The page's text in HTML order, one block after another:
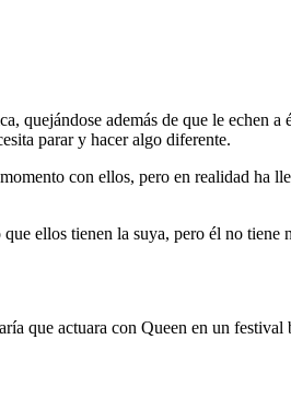
además de que le echen a
parar y hacer algo diferente.
con ellos, pero en realidad ha
ellos tienen la suya, pero él no
que actuara con Queen en un festival